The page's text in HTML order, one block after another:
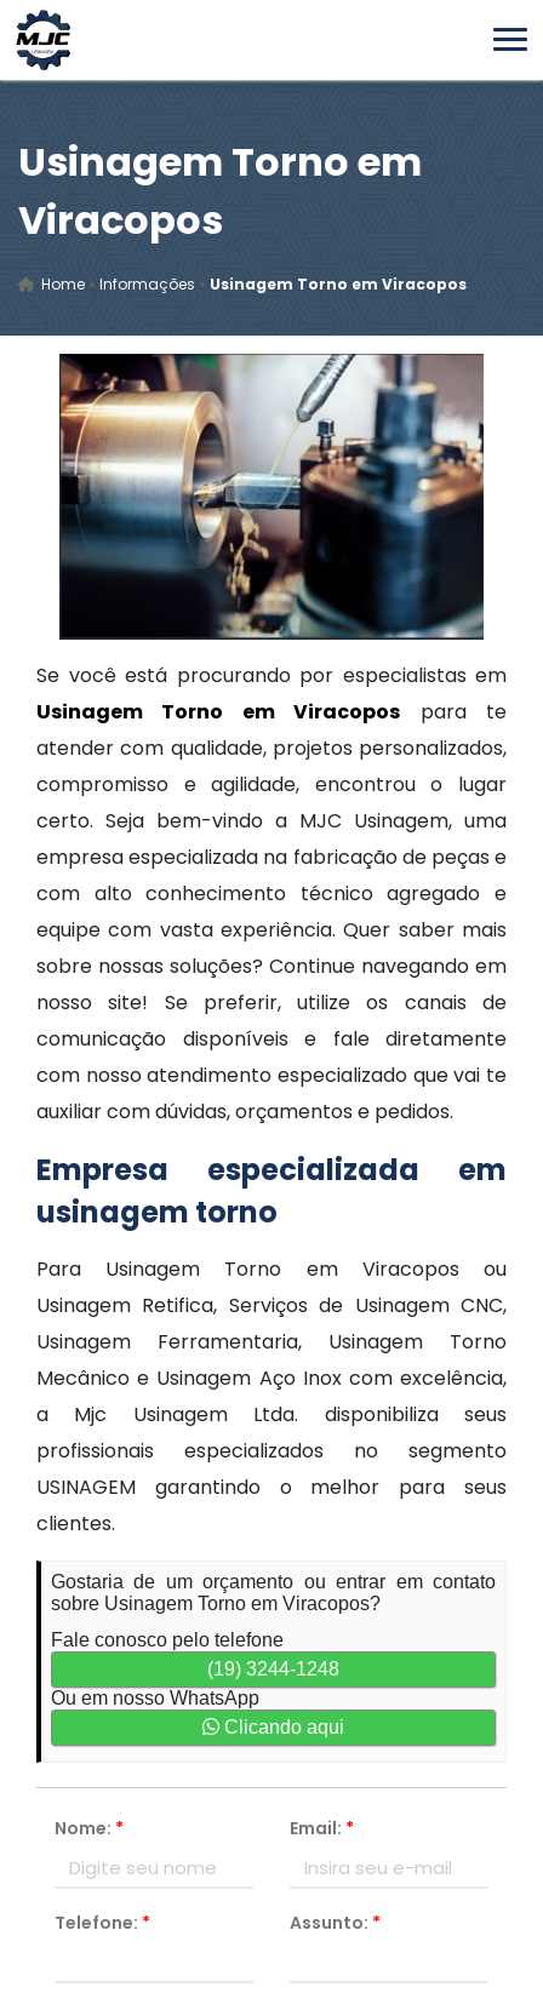
Usinagem Torno em
Viracopos
Home » Informações » Usinagem Torno em Viracopos
Se você está procurando por especialistas em
Usinagem Torno em Viracopos para te
atender com qualidade, projetos personalizados,
compromisso e agilidade, encontrou o lugar
certo. Seja bem-vindo a MJC Usinagem, uma
empresa especializada na fabricação de peças e
com alto conhecimento técnico agregado e
equipe com vasta experiência. Quer saber mais
sobre nossas soluções? Continue navegando em
nosso site! Se preferir, utilize os canais de
comunicação disponíveis e fale diretamente
com nosso atendimento especializado que vai te
auxiliar com dúvidas, orçamentos e pedidos.
Empresa especializada em
usinagem torno
Para Usinagem Torno em Viracopos ou
Usinagem Retifica, Serviços de Usinagem CNC,
Usinagem Ferramentaria, Usinagem Torno
Mecânico e Usinagem Aço Inox com excelência,
a Mjc Usinagem Ltda. disponibiliza seus
profissionais especializados no segmento
USINAGEM garantindo o melhor para seus
clientes.
Gostaria de um orçamento ou entrar em contato
sobre Usinagem Torno em Viracopos?
Fale conosco pelo telefone
(19) 3244-1248
Ou em nosso WhatsApp
Clicando aqui
Nome: * Email: *
Telefone: * Assunto: *